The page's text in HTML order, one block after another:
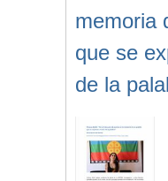
memoria
que se
de la